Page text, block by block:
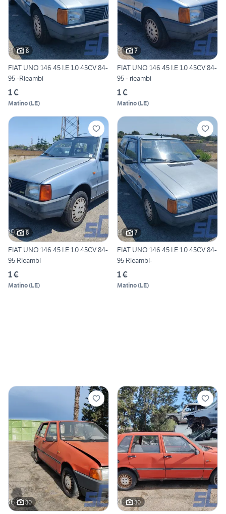
8
FIAT UNO 146 45 I.E 1.0 45CV 84-
95 -Ricambi
1 €
Matino(LE)
7
FIAT UNO 146 45 I.E 1.0 45CV 84-
95 - ricambi
1 €
Matino(LE)
8
FIAT UNO 146 45 I.E 1.0 45CV 84-
95 Ricambi
1 €
Matino(LE)
7
FIAT UNO 146 45 I.E 1.0 45CV 84-
95 Ricambi-
1 €
Matino(LE)
10 10